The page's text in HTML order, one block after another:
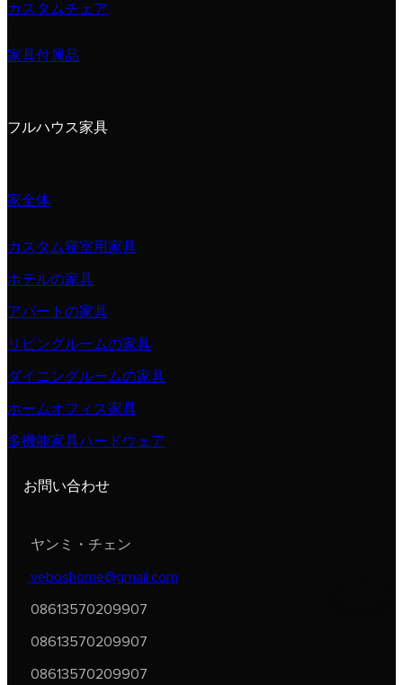
カスタムチェア
家具付属品
フルハウス家具
家全体
カスタム寝室用家具
ホテルの家具
アパートの家具
リビングルームの家具
ダイニングルームの家具
ホームオフィス家具
多機能家具ハードウェア
お問い合わせ
ヤンミ・チェン
veboshome@gmail.com
08613570209907
08613570209907
08613570209907